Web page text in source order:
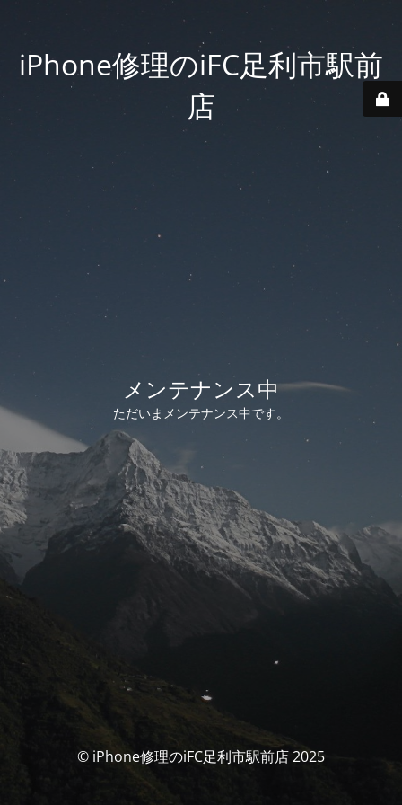
iPhone修理のiFC足利市駅前
店
メンテナンス中
ただいまメンテナンス中です。
© iPhone修理のiFC足利市駅前店 2025